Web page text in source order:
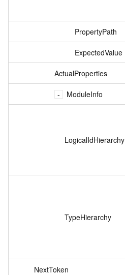
PropertyPath
ExpectedValue
ActualProperties
ModuleInfo
LogicalIdHierarchy
TypeHierarchy
NextToken